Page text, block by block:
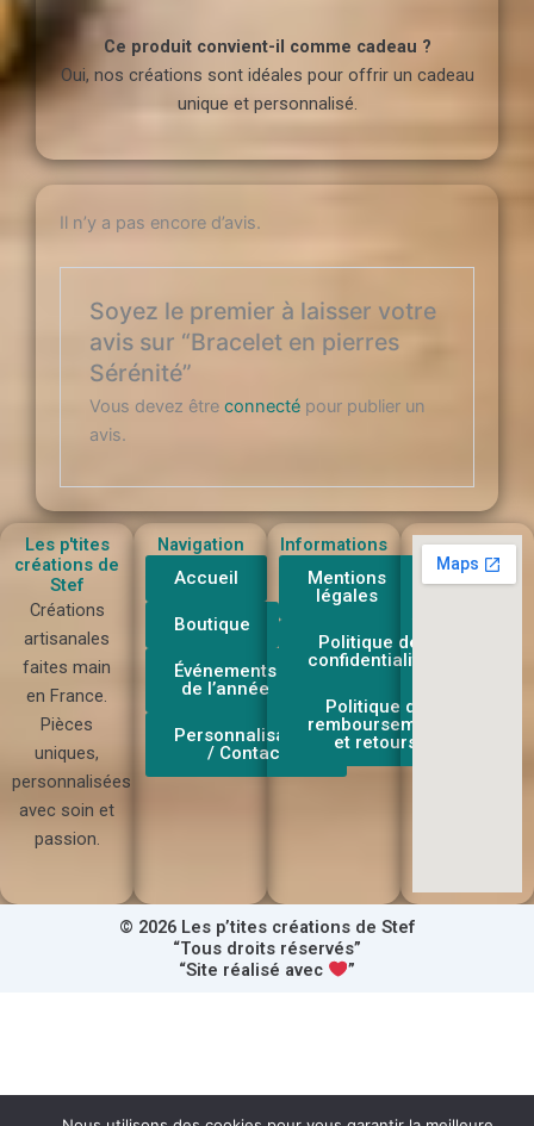
Ce produit convient-il comme cadeau ?
Oui, nos créations sont idéales pour offrir un cadeau
unique et personnalisé.
Il n’y a pas encore d’avis.
Soyez le premier à laisser votre
avis sur “Bracelet en pierres
Sérénité”
Vous devez êtreconnecté pour publier un
avis.
Les p'tites
créations de
Stef
Créations
artisanales
faites main
en France.
Pièces
uniques,
personnalisées
avec soin et
passion.
Navigation
Accueil
Boutique
Événements
de l’année
Personnalisation
/ Contact
Informations
Mentions
légales
Politique de
confidentialité
Politique de
remboursement
et retours
© 2026 Les p’tites créations de Stef
“Tous droits réservés”
“Site réalisé avec
”